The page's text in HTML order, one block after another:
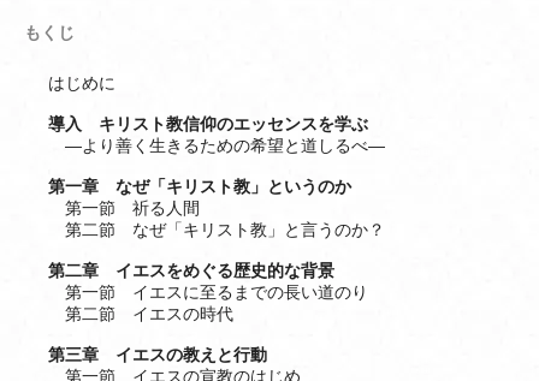
もくじ
はじめに
導入 キリスト教信仰のエッセンスを学ぶ
―より善く生きるための希望と道しるべ―
第一章 なぜ「キリスト教」というのか
第一節 祈る人間
第二節 なぜ「キリスト教」と言うのか？
第二章 イエスをめぐる歴史的な背景
第一節 イエスに至るまでの長い道のり
第二節 イエスの時代
第三章 イエスの教えと行動
第一節 イエスの宣教のはじめ